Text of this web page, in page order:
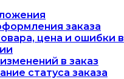
заказа
цена и ошибки в
в заказ
статуса заказа